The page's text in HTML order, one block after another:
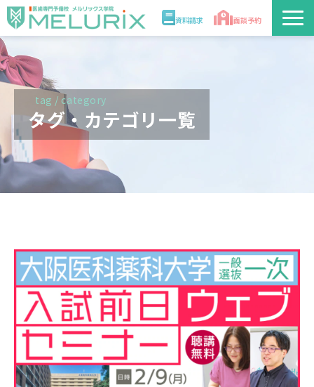
資料請求 面談予約
説明会/講座
校舎情報
入学案内
合格実績・合格体験記
医学部解答速報2026
tag / category
タグ・カテゴリ一覧